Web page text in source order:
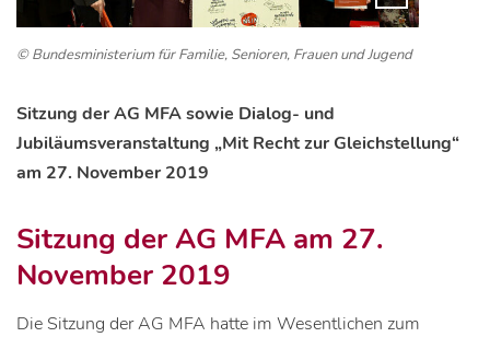
© Bundesministerium für Familie, Senioren, Frauen und Jugend
Sitzung der AG MFA sowie Dialog- und
Jubiläumsveranstaltung „Mit Recht zur Gleichstellung“
am 27. November 2019
Sitzung der AG MFA am 27.
November 2019
Die Sitzung der AG MFA hatte im Wesentlichen zum